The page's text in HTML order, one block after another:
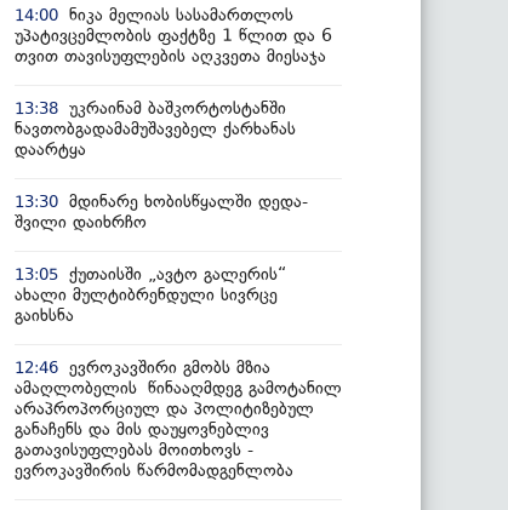
14:00 ნიკა მელიას სასამართლოს
უპატივცემლობის ფაქტზე 1 წლით და 6
თვით თავისუფლების აღკვეთა მიესაჯა
13:38 უკრაინამ ბაშკორტოსტანში
ნავთობგადამამუშავებელ ქარხანას
დაარტყა
13:30 მდინარე ხობისწყალში დედა-
შვილი დაიხრჩო
13:05 ქუთაისში „ავტო გალერის“
ახალი მულტიბრენდული სივრცე
გაიხსნა
12:46 ევროკავშირი გმობს მზია
ამაღლობელის წინააღმდეგ გამოტანილ
არაპროპორციულ და პოლიტიზებულ
განაჩენს და მის დაუყოვნებლივ
გათავისუფლებას მოითხოვს -
ევროკავშირის წარმომადგენლობა